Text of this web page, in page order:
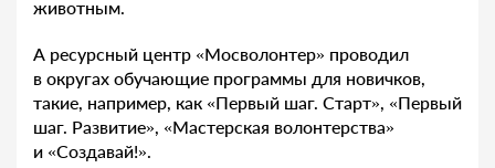
животным.
А ресурсный центр «Мосволонтер» проводил
в округах обучающие программы для новичков,
такие, например, как «Первый шаг. Старт», «Первый
шаг. Развитие», «Мастерская волонтерства»
и «Создавай!».